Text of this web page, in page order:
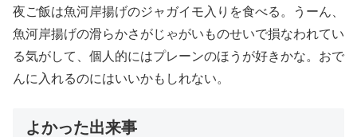
夜ご飯は魚河岸揚げのジャガイモ入りを食べる。うーん、
魚河岸揚げの滑らかさがじゃがいものせいで損なわれてい
る気がして、個人的にはプレーンのほうが好きかな。おで
んに入れるのにはいいかもしれない。
よかった出来事